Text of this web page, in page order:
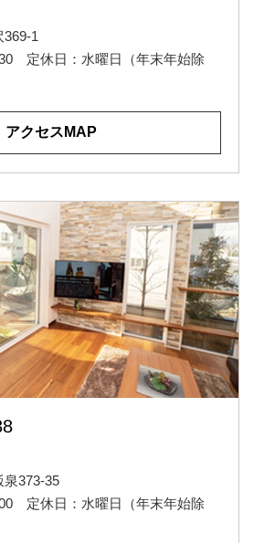
1
定休日：水曜日（年末年始除
アクセスMAP
373-35
定休日：水曜日（年末年始除